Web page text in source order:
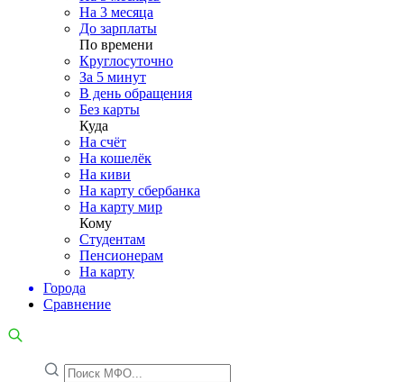
На 3 месяца
До зарплаты
По времени
Круглосуточно
За 5 минут
В день обращения
Без карты
Куда
На счёт
На кошелёк
На киви
На карту сбербанка
На карту мир
Кому
Студентам
Пенсионерам
На карту
Города
Сравнение